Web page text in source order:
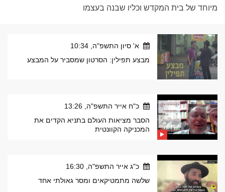
מיוחד של בית המקדש וכליו שבנה בעצמו
א' סיון התשפ"ה, 10:34
מבצע תפילין: הסרטון שמסביר על המבצע
כ"ח אייר התשפ"ה, 13:26
הסבר מציאות העולם בתניא הקדים את
המכניקה הקוונטית
כ"ג אייר התשפ"ה, 16:30
שלשה מתמטיקאים ומסר גאולתי אחד